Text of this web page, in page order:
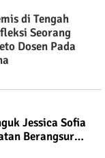
di Tengah
Seorang
Dosen Pada
Jessica Sofia
Berangsur